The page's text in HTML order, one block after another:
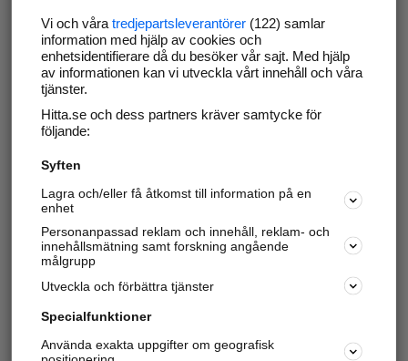
Vi och våra tredjepartsleverantörer(122) samlar
information med hjälp av cookies och
enhetsidentifierare då du besöker vår sajt. Med hjälp
av informationen kan vi utveckla vårt innehåll och våra
tjänster.
Hitta.se och dess partners kräver samtycke för
följande:
Syften
Lagra och/eller få åtkomst till information på en
enhet
Personanpassad reklam och innehåll, reklam- och
innehållsmätning samt forskning angående
målgrupp
Utveckla och förbättra tjänster
Specialfunktioner
Använda exakta uppgifter om geografisk